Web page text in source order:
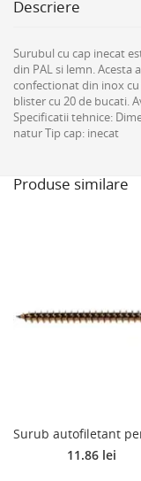
Descriere
Surubul cu cap inecat
din PAL si lemn. Acesta
confectionat din inox
blister cu 20 de bucati.
Specificatii tehnice:
natur Tip cap: inecat
Produse similare
11.86 lei